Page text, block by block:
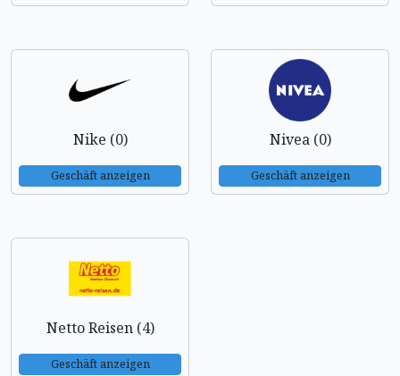
Nike (0)
Geschäft anzeigen
Nivea (0)
Geschäft anzeigen
Netto Reisen (4)
Geschäft anzeigen